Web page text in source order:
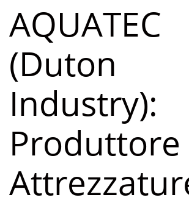
AQUATEC
(Duton
Industry):
Produttore